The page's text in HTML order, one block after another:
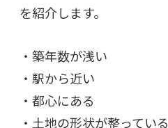
を紹介します。
・築年数が浅い
・駅から近い
・都心にある
・土地の形状が整っている